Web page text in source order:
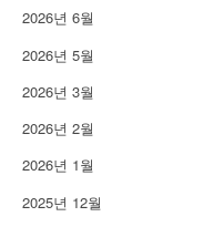
2026년 6월
2026년 5월
2026년 3월
2026년 2월
2026년 1월
2025년 12월